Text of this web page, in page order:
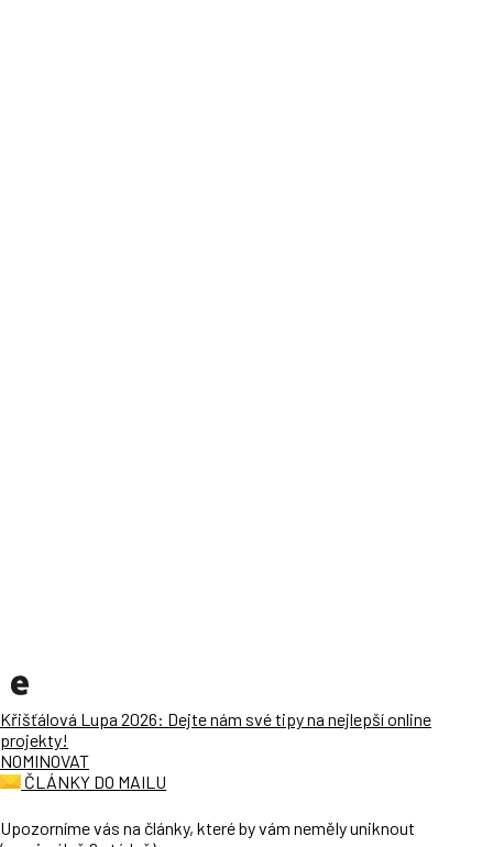
Křišťálová Lupa 2026: Dejte nám své tipy na nejlepší online
projekty!
NOMINOVAT
ČLÁNKY DO MAILU
Upozorníme vás na články, které by vám neměly uniknout